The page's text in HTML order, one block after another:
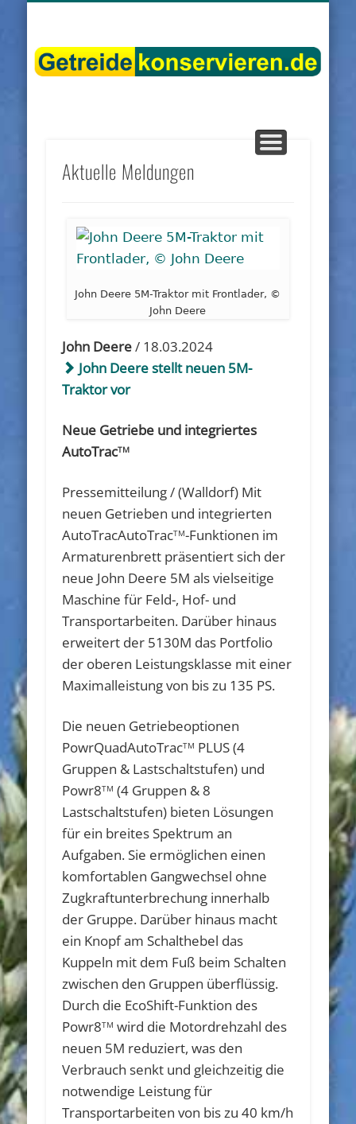
Aktuelle Meldungen
John Deere 5M-Traktor mit Frontlader, ©
John Deere
John Deere/ 18.03.2024
John Deere stellt neuen 5M-
Traktor vor
Neue Getriebe und integriertes
AutoTracTM
Pressemitteilung / (Walldorf) Mit
neuen Getrieben und integrierten
AutoTracAutoTracTM-Funktionen im
Armaturenbrett präsentiert sich der
neue John Deere 5M als vielseitige
Maschine für Feld-, Hof- und
Transportarbeiten. Darüber hinaus
erweitert der 5130M das Portfolio
der oberen Leistungsklasse mit einer
Maximalleistung von bis zu 135 PS.
Die neuen Getriebeoptionen
PowrQuadAutoTracTM PLUS (4
Gruppen & Lastschaltstufen) und
Powr8TM (4 Gruppen & 8
Lastschaltstufen) bieten Lösungen
für ein breites Spektrum an
Aufgaben. Sie ermöglichen einen
komfortablen Gangwechsel ohne
Zugkraftunterbrechung innerhalb
der Gruppe. Darüber hinaus macht
ein Knopf am Schalthebel das
Kuppeln mit dem Fuß beim Schalten
zwischen den Gruppen überflüssig.
Durch die EcoShift-Funktion des
Powr8TM wird die Motordrehzahl des
neuen 5M reduziert, was den
Verbrauch senkt und gleichzeitig die
notwendige Leistung für
Transportarbeiten von bis zu 40 km/h